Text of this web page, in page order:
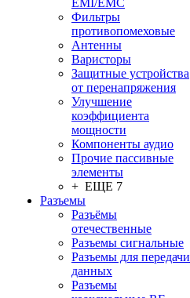
EMI/EMC
Фильтры
противопомеховые
Антенны
Варисторы
Защитные устройства
от перенапряжения
Улучшение
коэффициента
мощности
Компоненты аудио
Прочие пассивные
элементы
+ ЕЩЕ 7
Разъeмы
Разъёмы
отечественные
Разъeмы сигнальные
Разъeмы для передачи
данных
Разъeмы